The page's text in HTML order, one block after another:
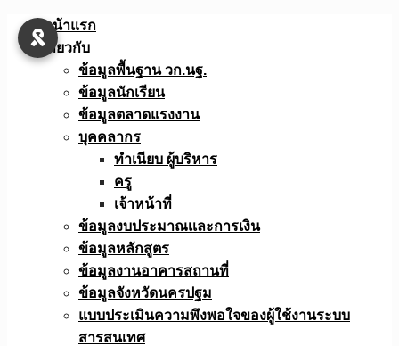
Skip
หน้าแรก
เกี่ยวกับ
ข้อมูลพื้นฐาน วก.นฐ.
ข้อมูลนักเรียน
ข้อมูลตลาดแรงงาน
บุคคลากร
ทำเนียบ ผู้บริหาร
ครู
เจ้าหน้าที่
ข้อมูลงบประมาณเเละการเงิน
ข้อมูลหลักสูตร
ข้อมูลงานอาคารสถานที่
ข้อมูลจังหวัดนครปฐม
แบบประเมินความพึงพอใจของผู้ใช้งานระบบ
สารสนเทศ